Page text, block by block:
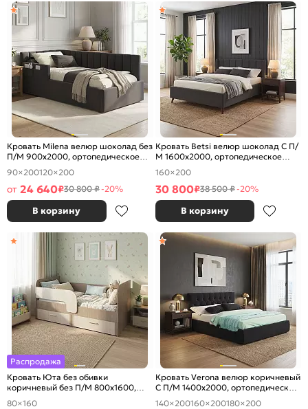
Кровать Milena велюр шоколад без
П/М 900x2000, ортопедическое
основание, изголовье мягкое
90×200120×200
от 24 640₽30 800 ₽-20%
В корзину
Кровать Betsi велюр шоколад С П/
М 1600x2000, ортопедическое
основание, изголовье мягкое
160×200
30 800₽38 500 ₽-20%
В корзину
Распродажа
Кровать Юта без обивки
коричневый без П/М 800x1600,
изголовье жесткое
80×160
Кровать Verona велюр коричневый
С П/М 1400x2000, ортопедическое
основание, изголовье мягкое
140×200160×200180×200